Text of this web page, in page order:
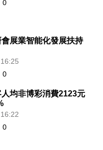
0
展業智能化發展扶持
0
人均非博彩消費2123元
0